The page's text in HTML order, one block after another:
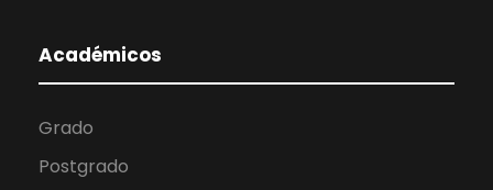
Académicos
Grado
Postgrado